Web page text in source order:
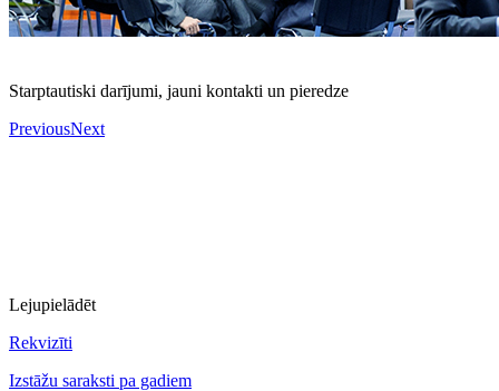
Starptautiski darījumi, jauni kontakti un pieredze
PreviousNext
Lejupielādēt
Rekvizīti
Izstāžu saraksti pa gadiem